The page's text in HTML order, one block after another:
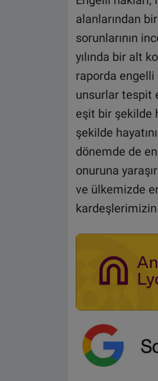
alanlarından
sorunlarının
yılında bir alt
raporda engelli
unsurlar tespit
eşit bir şekilde
şekilde
dönemde de
onuruna
ve ülkemizde